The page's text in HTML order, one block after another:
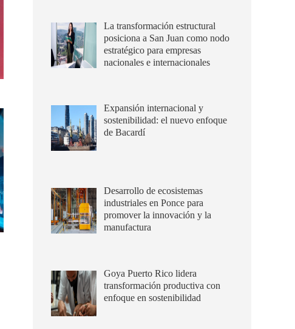
La transformación estructural
posiciona a San Juan como nodo
estratégico para empresas
nacionales e internacionales
Expansión internacional y
sostenibilidad: el nuevo enfoque
de Bacardí
Desarrollo de ecosistemas
industriales en Ponce para
promover la innovación y la
manufactura
Goya Puerto Rico lidera
transformación productiva con
enfoque en sostenibilidad